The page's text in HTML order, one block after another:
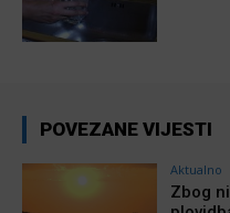
POVEZANE VIJESTI
Aktualno
Zbog